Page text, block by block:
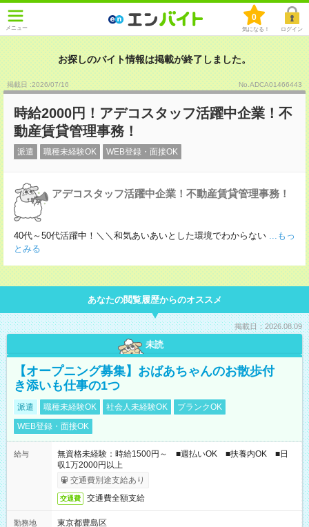
メニュー
0
気になる！ ログイン
お探しのバイト情報は掲載が終了しました。
掲載日 :2026/07/16 No.ADCA01466443
時給2000円！アデコスタッフ活躍中企業！不
動産賃貸管理事務！
派遣 職種未経験OK WEB登録・面接OK
アデコスタッフ活躍中企業！不動産賃貸管理事務！
40代～50代活躍中！＼＼和気あいあいとした環境でわからない ...もっ
とみる
あなたの閲覧履歴からのオススメ
掲載日：2026.08.09
未読
【オープニング募集】おばあちゃんのお散歩付
き添いも仕事の1つ
派遣 職種未経験OK 社会人未経験OK
ブランクOK
WEB登録・面接OK
給与
無資格未経験：時給1500円～ ■週払いOK ■扶養内OK ■日
収1万2000円以上
交通費別途支給あり
交通費 交通費全額支給
勤務地
東京都豊島区